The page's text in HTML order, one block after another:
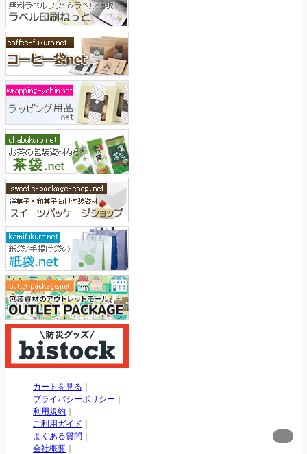
カートを見る ｜
プライバシーポリシー ｜
利用規約 ｜
ご利用ガイド ｜
よくある質問 ｜
会社概要 ｜